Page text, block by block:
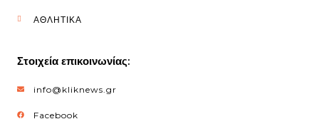
ΑΘΛΗΤΙΚΑ
Στοιχεία επικοινωνίας:
info@kliknews.gr
Facebook